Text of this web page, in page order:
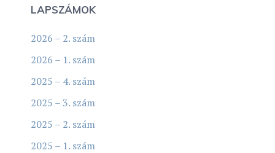
LAPSZÁMOK
2026 – 2. szám
2026 – 1. szám
2025 – 4. szám
2025 – 3. szám
2025 – 2. szám
2025 – 1. szám